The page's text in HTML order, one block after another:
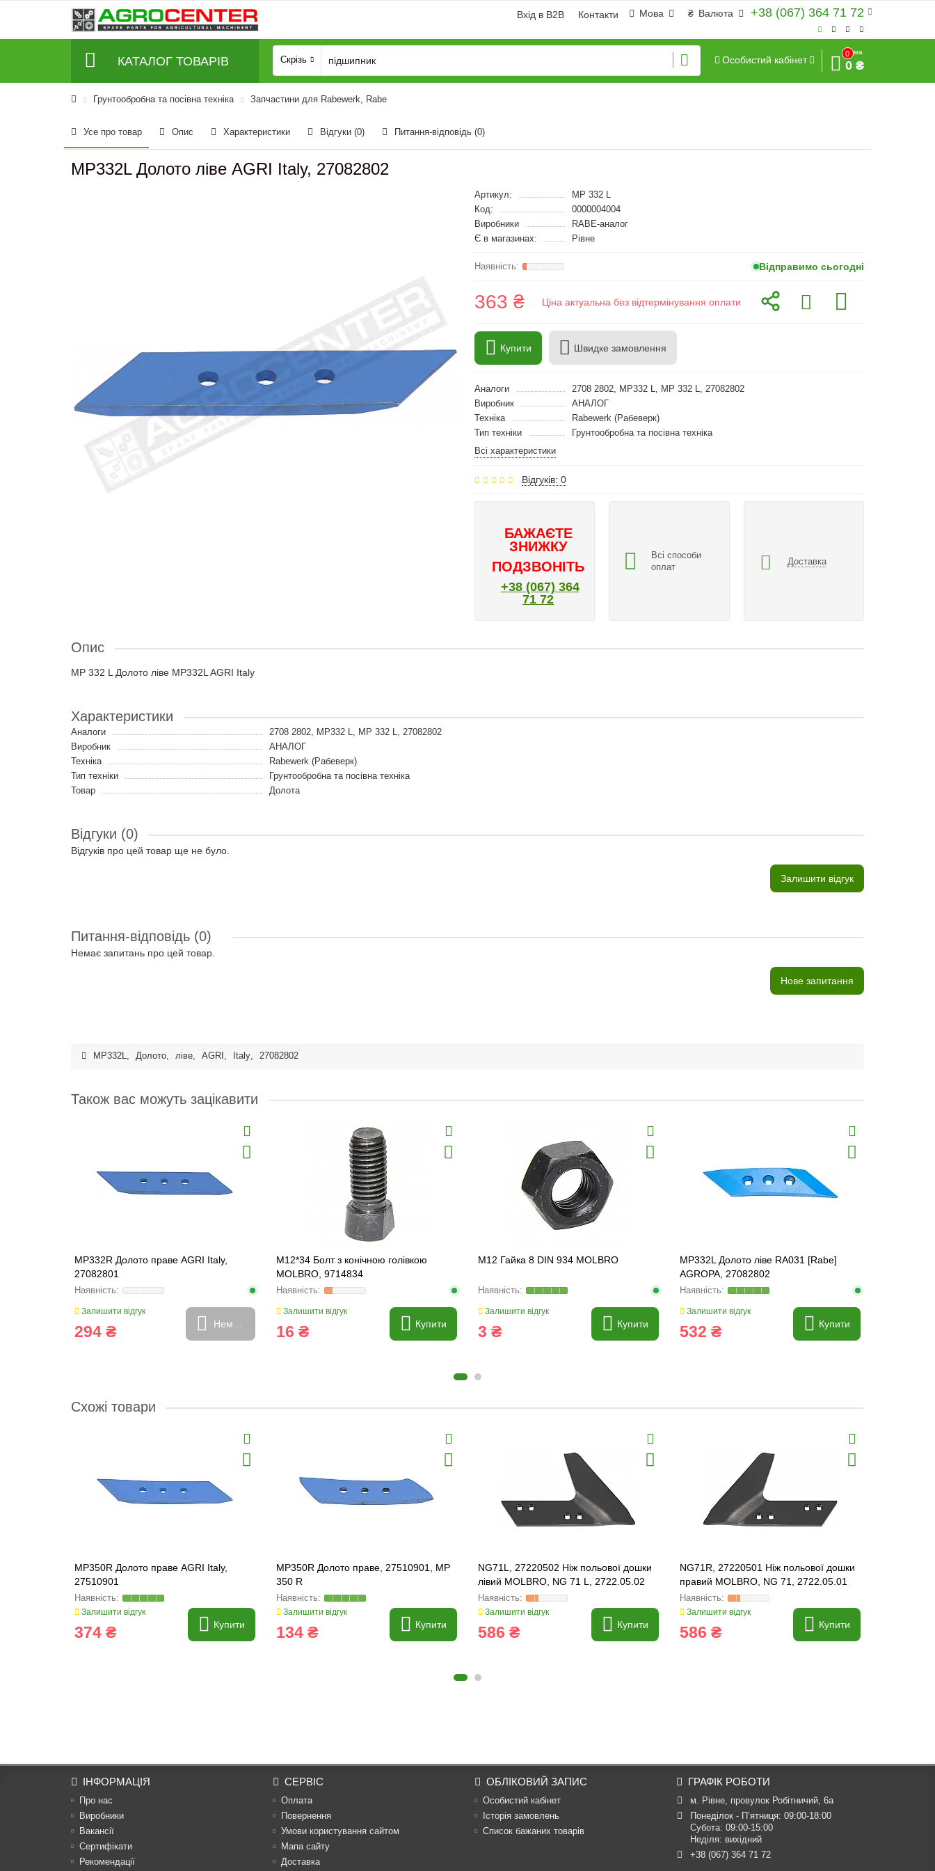
+38 (067) 364 71 72
₴ Валюта
Мова
Вхід в B2B Контакти
КАТАЛОГ ТОВАРІВ Скрізь Особистий кабінет
0
Сума
0 ₴
Грунтообробна та посівна техніка Запчастини для Rabewerk, Rabe
Усе про товар Опис Характеристики Відгуки (0) Питання-відповідь (0)
MP332L Долото ліве AGRI Italy, 27082802
Артикул:
MP 332 L
Код:
0000004004
Виробники
RABE-аналог
Є в магазинах:
Рівне
Відправимо сьогодні
363 ₴ Ціна актуальна без відтермінування оплати
Купити Швидке замовлення
Аналоги
2708 2802, MP332 L, MP 332 L, 27082802
Виробник
АНАЛОГ
Техніка
Rabewerk (Рабеверк)
Тип техніки
Грунтообробна та посівна техніка
Всі характеристики
Відгуків: 0
БАЖАЄТЕ
ЗНИЖКУ
ПОДЗВОНІТЬ
+38 (067) 364
71 72
Всі способи
оплат
Доставка
Опис
MP 332 L Долото ліве MP332L AGRI Italy
Характеристики
Аналоги
2708 2802, MP332 L, MP 332 L, 27082802
Виробник
АНАЛОГ
Техніка
Rabewerk (Рабеверк)
Тип техніки
Грунтообробна та посівна техніка
Товар
Долота
Відгуки (0)
Відгуків про цей товар ще не було.
Залишити відгук
Питання-відповідь (0)
Немає запитань про цей товар.
Нове запитання
MP332L, Долото, ліве, AGRI , Italy, 27082802
Також вас можуть зацікавити
MP332R Долото праве AGRI Italy,
27082801
Залишити відгук
294 ₴ Немає в наявності
M12*34 Болт з конічною голівкою
MOLBRO, 9714834
Залишити відгук
16 ₴ Купити
M12 Гайка 8 DIN 934 MOLBRO
Залишити відгук
3 ₴ Купити
MP332L Долото ліве RA031 [Rabe]
AGROPA, 27082802
Залишити відгук
532 ₴ Купити
Схожі товари
MP350R Долото праве AGRI Italy,
27510901
Залишити відгук
374 ₴ Купити
MP350R Долото праве, 27510901, MP
350 R
Залишити відгук
134 ₴ Купити
NG71L, 27220502 Ніж польової дошки
лівий MOLBRO, NG 71 L, 2722.05.02
Залишити відгук
586 ₴ Купити
NG71R, 27220501 Ніж польової дошки
правий MOLBRO, NG 71, 2722.05.01
Залишити відгук
586 ₴ Купити
ІНФОРМАЦІЯ
Про нас
Виробники
Вакансії
Сертифікати
Рекомендації
СЕРВІС
Оплата
Повернення
Умови користування сайтом
Мапа сайту
Доставка
ОБЛІКОВИЙ ЗАПИС
Особистий кабінет
Історія замовлень
Список бажаних товарів
ГРАФІК РОБОТИ
м. Рівне, провулок Робітничий, 6а
Понеділок - П’ятниця: 09:00-18:00
Субота: 09:00-15:00
Неділя: вихідний
+38 (067) 364 71 72